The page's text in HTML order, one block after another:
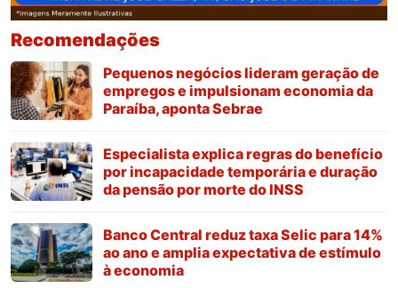
Recomendações
Pequenos negócios lideram geração de
empregos e impulsionam economia da
Paraíba, aponta Sebrae
Especialista explica regras do benefício
por incapacidade temporária e duração
da pensão por morte do INSS
Banco Central reduz taxa Selic para 14%
ao ano e amplia expectativa de estímulo
à economia